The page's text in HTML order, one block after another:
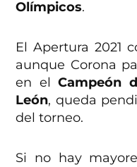
Olímpicos.
El Apertura 2021
aunque Corona
en elCampeón
León, queda
del torneo.
Si no hay